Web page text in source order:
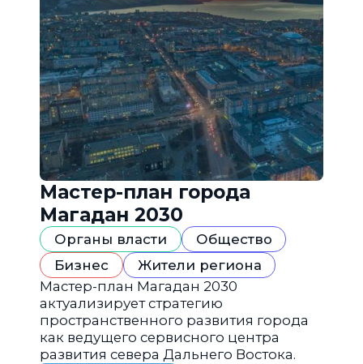
Мастер-план города
Магадан 2030
Органы власти
Общество
Бизнес
Жители региона
Мастер-план Магадан 2030
актуализирует стратегию
пространственного развития города
как ведущего сервисного центра
развития севера Дальнего Востока.